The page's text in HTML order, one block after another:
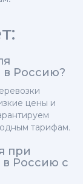
в Россию?
цены и
тарифам.
при
в Россию с